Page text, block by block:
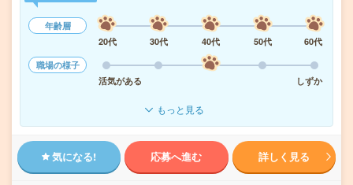
年齢層
20代
30代 40代 50代
60代
職場の様子
活気がある
しずか
もっと見る
気になる! 応募へ進む 詳しく見る